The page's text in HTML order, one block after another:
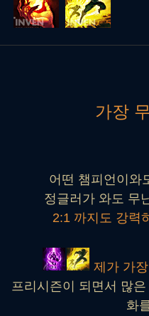
가장
어떤 챔피언이와
정글러가 와도 무
2:1 까지도 강력
제가 가
프리시즌이 되면서 많
화